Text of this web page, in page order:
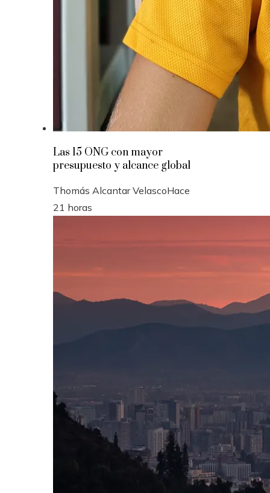
Las 15 ONG con mayor
presupuesto y alcance global
Thomás Alcantar VelascoHace
21 horas